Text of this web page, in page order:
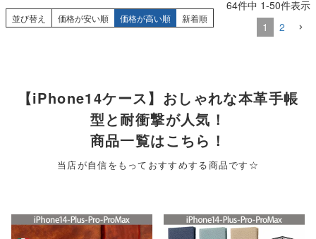
並び替え 価格が安い順 価格が高い順 新着順
64件中 1-50件表示
1
2
【iPhone14ケース】おしゃれな本革手帳
型と耐衝撃が人気！
商品一覧はこちら！
当店が自信をもっておすすめする商品です☆